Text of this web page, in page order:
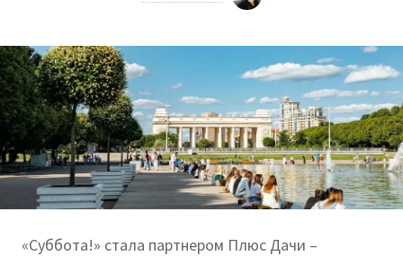
«Суббота!» стала партнером Плюс Дачи –